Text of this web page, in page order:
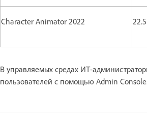
Character Animator 2022 22.5
В управляемых средах ИТ-
пользователей с помощью Admin